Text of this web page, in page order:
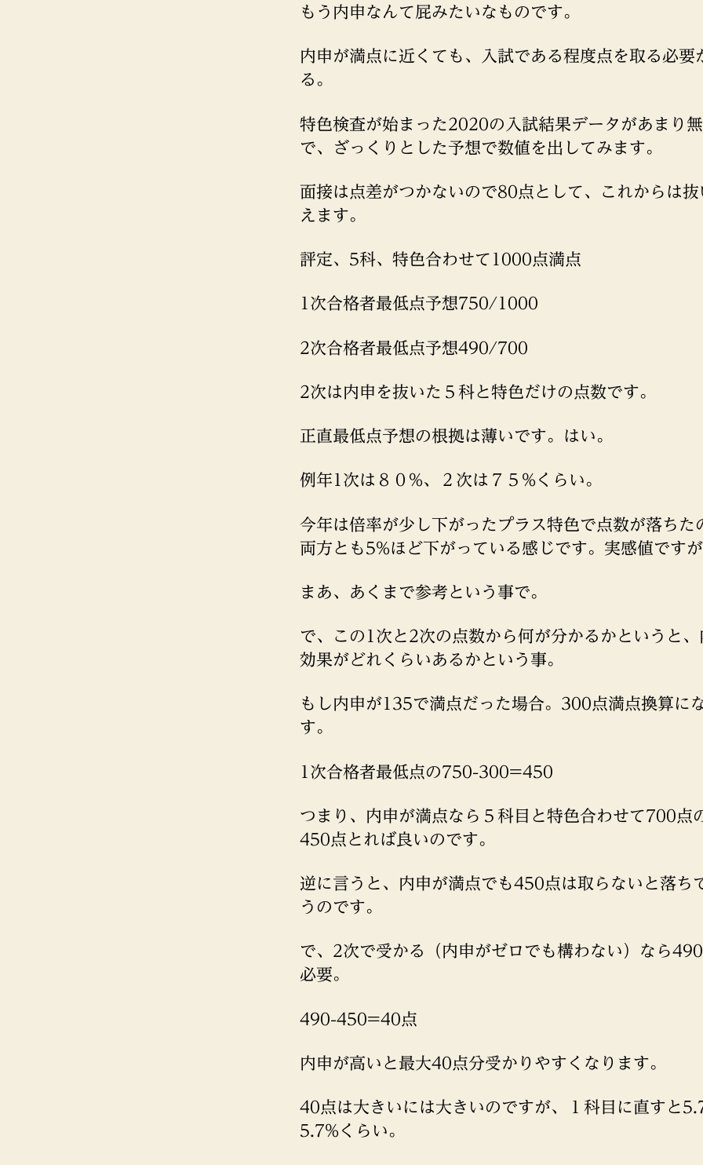
もう内申なんて屁みたいなものです。
内申が満点に近くても、入試である程度点を取る必要
る。
特色検査が始まった2020の入試結果データがあまり
で、ざっくりとした予想で数値を出してみます。
面接は点差がつかないので80点として、これからは抜
えます。
評定、5科、特色合わせて1000点満点
1次合格者最低点予想750/1000
2次合格者最低点予想490/700
2次は内申を抜いた５科と特色だけの点数です。
正直最低点予想の根拠は薄いです。はい。
例年1次は８０%、２次は７５%くらい。
今年は倍率が少し下がったプラス特色で点数が落ちた
両方とも5%ほど下がっている感じです。実感値です
まあ、あくまで参考という事で。
で、この1次と2次の点数から何が分かるかというと、
効果がどれくらいあるかという事。
もし内申が135で満点だった場合。300点満点換算に
す。
1次合格者最低点の750-300=450
つまり、内申が満点なら５科目と特色合わせて700点
450点とれば良いのです。
逆に言うと、内申が満点でも450点は取らないと落ち
うのです。
で、2次で受かる（内申がゼロでも構わない）なら
必要。
490-450=40点
内申が高いと最大40点分受かりやすくなります。
40点は大きいには大きいのですが、１科目に直すと
5.7%くらい。